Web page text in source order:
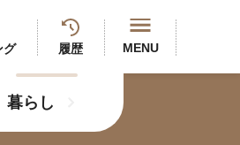
グ 履歴 MENU
暮らし
閲覧履歴